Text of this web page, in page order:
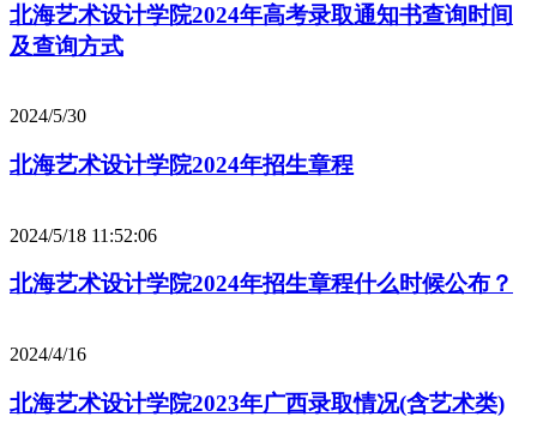
北海艺术设计学院2024年高考录取通知书查询时间
及查询方式
2024/5/30
北海艺术设计学院2024年招生章程
2024/5/18 11:52:06
北海艺术设计学院2024年招生章程什么时候公布？
2024/4/16
北海艺术设计学院2023年广西录取情况(含艺术类)